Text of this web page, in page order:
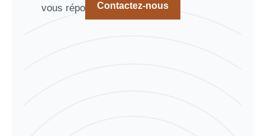
vous répondre !Contactez-nous